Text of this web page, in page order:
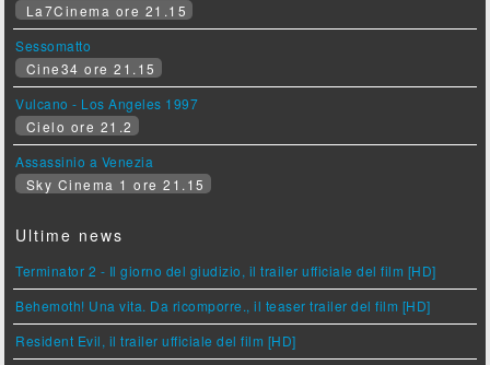
La7Cinema ore 21.15
Sessomatto
Cine34 ore 21.15
Vulcano - Los Angeles 1997
Cielo ore 21.2
Assassinio a Venezia
Sky Cinema 1 ore 21.15
Ultime news
Terminator 2 - Il giorno del giudizio, il trailer ufficiale del film [HD]
Behemoth! Una vita. Da ricomporre., il teaser trailer del film [HD]
Resident Evil, il trailer ufficiale del film [HD]